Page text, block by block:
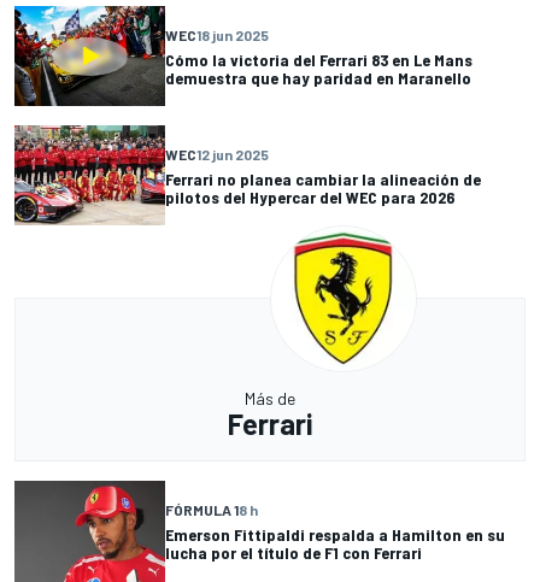
WEC18 jun 2025
Cómo la victoria del Ferrari 83 en Le Mans
demuestra que hay paridad en Maranello
WEC12 jun 2025
Ferrari no planea cambiar la alineación de
pilotos del Hypercar del WEC para 2026
Más de
Ferrari
FÓRMULA 18 h
Emerson Fittipaldi respalda a Hamilton en su
lucha por el título de F1 con Ferrari